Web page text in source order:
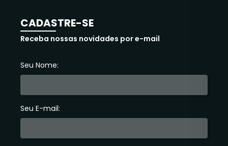
CADASTRE-SE
Receba nossas novidades por e-mail
Seu Nome:
Seu E-mail: